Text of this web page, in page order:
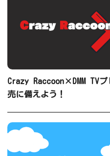
Crazy Raccoon×DMM TV
売に備えよう！